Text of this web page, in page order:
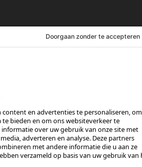
VOLG ONS OP
incl. btw, excl. verzendkosten
Technology AG © 2025